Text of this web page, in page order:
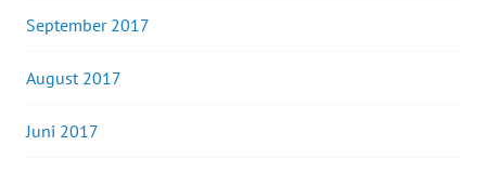
September 2017
August 2017
Juni 2017